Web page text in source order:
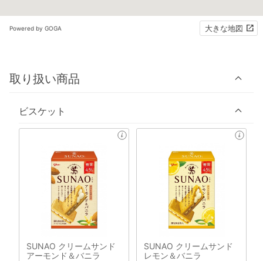
Powered by GOGA 大きな地図
取り扱い商品
ビスケット
SUNAO クリームサンド
アーモンド＆バニラ
SUNAO クリームサンド
レモン＆バニラ